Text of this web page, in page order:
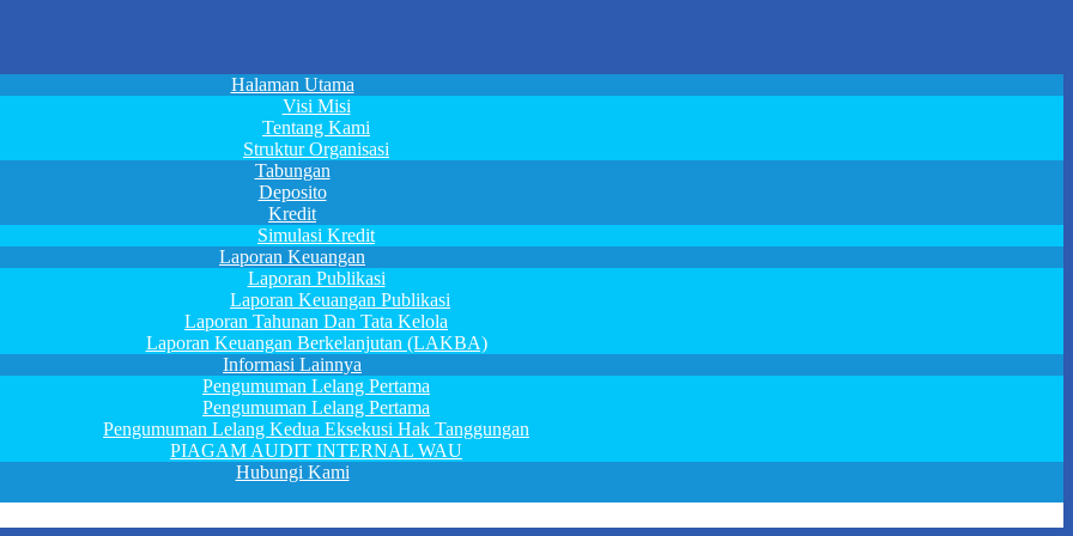
Halaman Utama
Visi Misi
Tentang Kami
Struktur Organisasi
Tabungan
Deposito
Kredit
Simulasi Kredit
Laporan Keuangan
Laporan Publikasi
Laporan Keuangan Publikasi
Laporan Tahunan Dan Tata Kelola
Laporan Keuangan Berkelanjutan (LAKBA)
Informasi Lainnya
Pengumuman Lelang Pertama
Pengumuman Lelang Pertama
Pengumuman Lelang Kedua Eksekusi Hak Tanggungan
PIAGAM AUDIT INTERNAL WAU
Hubungi Kami